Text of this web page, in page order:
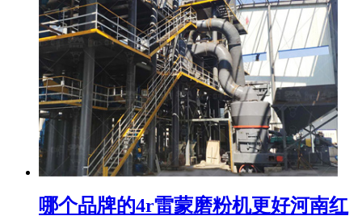
哪个品牌的4r雷蒙磨粉机更好河南红